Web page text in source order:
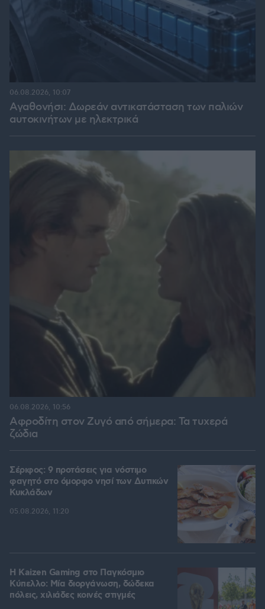
Αγαθονήσι: Δωρεάν αντικατάσταση των παλιών
αυτοκινήτων με ηλεκτρικά
06.08.2026, 10:07
Αφροδίτη στον Ζυγό από σήμερα: Τα τυχερά
ζώδια
06.08.2026, 10:56
Σέριφος: 9 προτάσεις για νόστιμο
φαγητό στο όμορφο νησί των Δυτικών
Κυκλάδων
05.08.2026, 11:20
H Kaizen Gaming στο Παγκόσμιο
Kύπελλο: Μία διοργάνωση, δώδεκα
πόλεις, χιλιάδες κοινές στιγμές